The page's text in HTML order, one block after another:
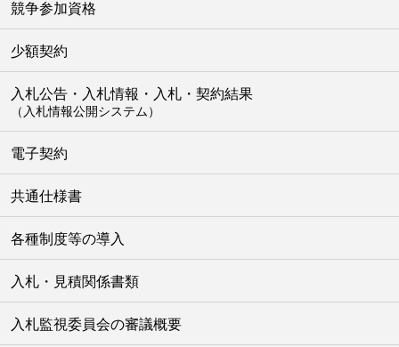
競争参加資格
少額契約
入札公告・入札情報・入札・契約結果
（入札情報公開システム）
電子契約
共通仕様書
各種制度等の導入
入札・見積関係書類
入札監視委員会の審議概要